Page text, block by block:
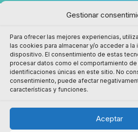
Gestionar
Para ofrecer las mejores experiencias,
las cookies para almacenar y/o acceder a la
dispositivo. El consentimiento de estas
procesar datos como el comportamiento
identificaciones únicas en este sitio. No
consentimiento, puede afectar
características y funciones.
Aceptar
Inicio Mapa Web Aviso Legal
Política de calidad